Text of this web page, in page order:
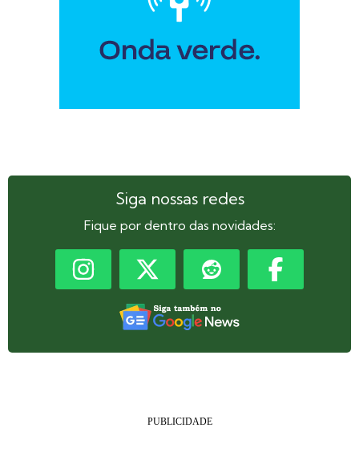
Siga nossas redes
Fique por dentro das novidades: